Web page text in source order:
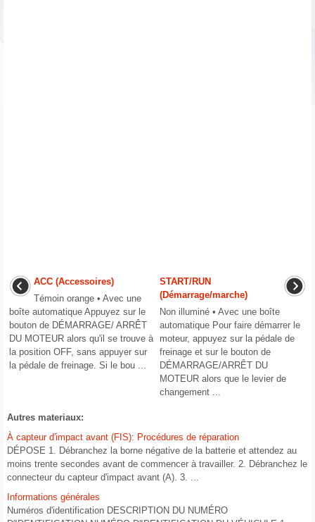
ACC (Accessoires)
Témoin orange • Avec une
boîte automatique Appuyez sur le
bouton de DÉMARRAGE/ ARRÊT
DU MOTEUR alors qu'il se trouve à
la position OFF, sans appuyer sur
la pédale de freinage. Si le bou ...
START/RUN
(Démarrage/marche)
Non illuminé • Avec une boîte
automatique Pour faire démarrer le
moteur, appuyez sur la pédale de
freinage et sur le bouton de
DÉMARRAGE/ARRÊT DU
MOTEUR alors que le levier de
changement ...
Autres materiaux:
À capteur d′impact avant (FIS): Procédures de réparation
DÉPOSE 1. Débranchez la borne négative de la batterie et attendez au
moins trente secondes avant de commencer à travailler. 2. Débranchez le
connecteur du capteur d'impact avant (A). 3. ...
Informations générales
Numéros d'identification DESCRIPTION DU NUMÉRO